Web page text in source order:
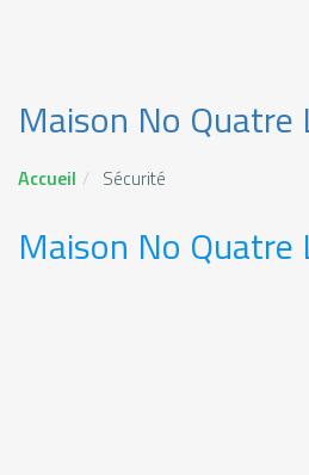
Maison No Quatre
Accueil Sécurité
Maison No Quatre